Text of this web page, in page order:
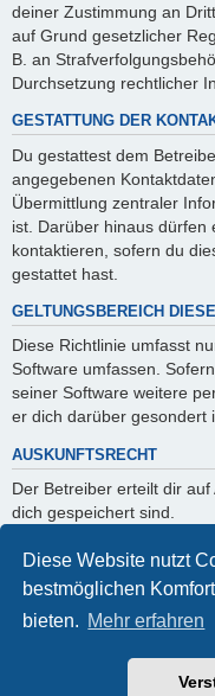
Diese Website nutzt
bestmöglichen
bieten. Mehr erfahren
deiner Zustimmung an
auf Grund gesetzlicher
B. an
Durchsetzung rechtlicher
GESTATTUNG DER
Du gestattest dem
angegebenen
Übermittlung zentraler
ist. Darüber hinaus dürfen
kontaktieren, sofern du
gestattet hast.
GELTUNGSBEREICH
Diese Richtlinie umfasst
Software umfassen.
seiner Software weitere
er dich darüber gesondert
AUSKUNFTSRECHT
Der Betreiber erteilt dir
dich gespeichert sind.
Du kannst jederzeit die
verlangen. Kontaktiere
Powered by